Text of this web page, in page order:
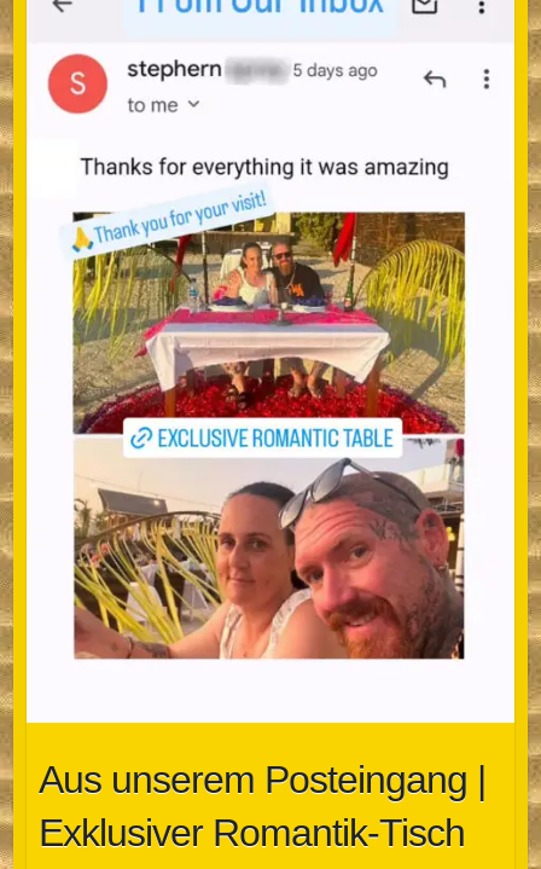
Aus unserem Posteingang |
Exklusiver Romantik-Tisch